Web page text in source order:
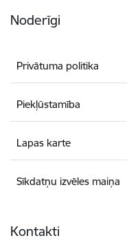
Noderīgi
Privātuma politika
Piekļūstamība
Lapas karte
Sīkdatņu izvēles maiņa
Kontakti